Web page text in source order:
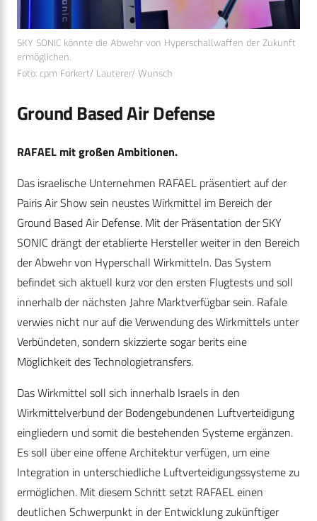
SKY SONIC könnte die Abwehr von Hyperschallwaffen der Zukunft
ermöglichen.
Foto: cpm Forkert/ Lauterer/ Wunsch
Ground Based Air Defense
RAFAEL mit großen Ambitionen.
Das israelische Unternehmen RAFAEL präsentiert auf der
Pairis Air Show sein neustes Wirkmittel im Bereich der
Ground Based Air Defense. Mit der Präsentation der SKY
SONIC drängt der etablierte Hersteller weiter in den Bereich
der Abwehr von Hyperschall Wirkmitteln. Das System
befindet sich aktuell kurz vor den ersten Flugtests und soll
innerhalb der nächsten Jahre Marktverfügbar sein. Rafale
verwies nicht nur auf die Verwendung des Wirkmittels unter
Verbündeten, sondern skizzierte sogar berits eine
Möglichkeit des Technologietransfers.
Das Wirkmittel soll sich innerhalb Israels in den
Wirkmittelverbund der Bodengebundenen Luftverteidigung
eingliedern und somit die bestehenden Systeme ergänzen.
Es soll über eine offene Architektur verfügen, um eine
Integration in unterschiedliche Luftverteidigungssysteme zu
ermöglichen. Mit diesem Schritt setzt RAFAEL einen
deutlichen Schwerpunkt in der Entwicklung zukünftiger